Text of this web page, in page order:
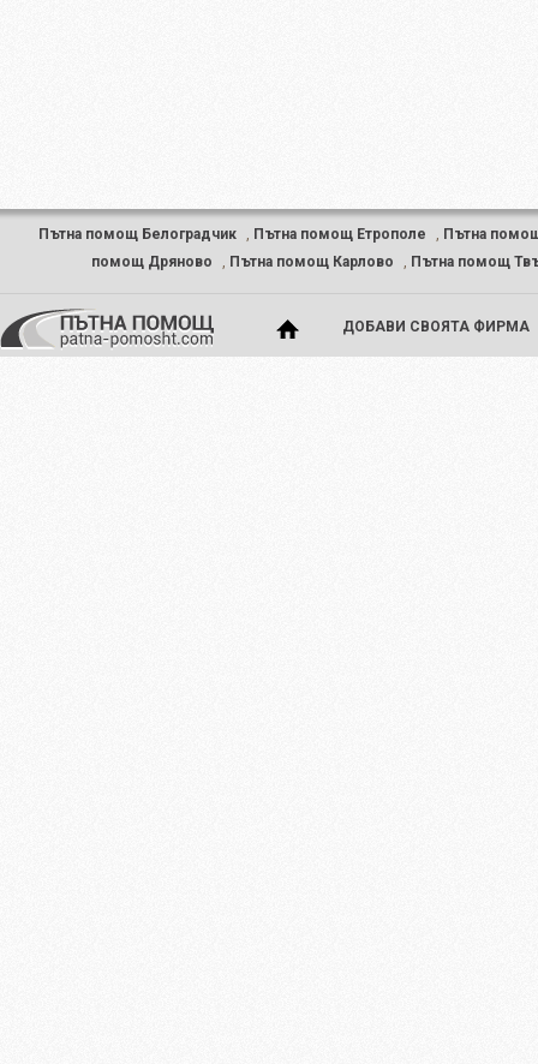
Пътна помощ Белоградчик , Пътна помощ Етрополе , Пътна
помощ Дряново
, Пътна помощ Карлово , Пътна помощ
ДОБАВИ СВОЯТА ФИРМА